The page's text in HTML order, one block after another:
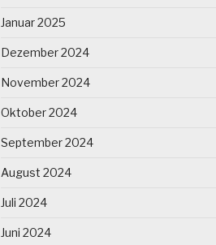
Januar 2025
Dezember 2024
November 2024
Oktober 2024
September 2024
August 2024
Juli 2024
Juni 2024